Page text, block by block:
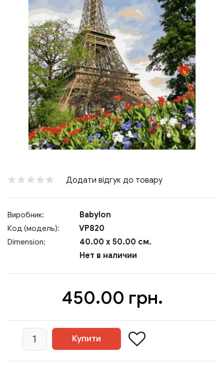
Додати відгук до товару
Виробник: Babylon
Код (модель): VP820
Dimension:
40.00 x 50.00 см.
Нет в наличии
450.00 грн.